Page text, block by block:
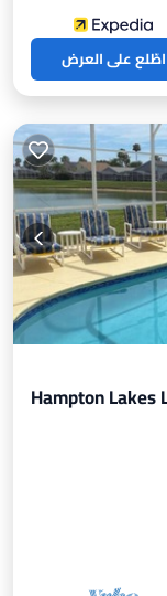
اطّلع على العرض
Hampton Lakes